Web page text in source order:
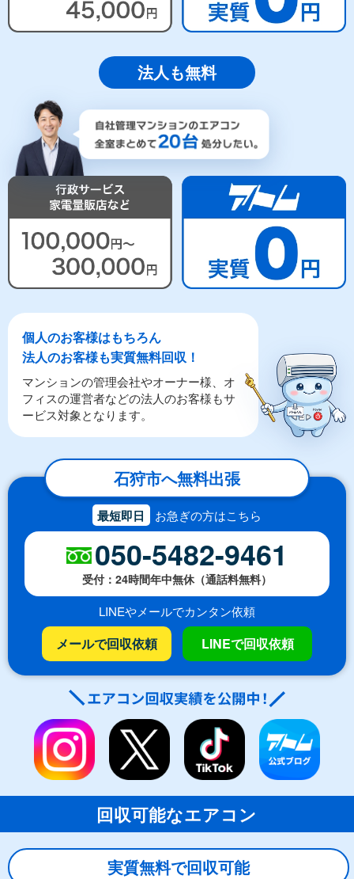
法人も無料
個人のお客様はもちろん
法人のお客様も実質無料回収！
マンションの管理会社やオーナー様、オ
フィスの運営者などの法人のお客様もサ
ービス対象となります。
石狩市へ無料出張
最短即日 お急ぎの方はこちら
050-5482-9461
受付：24時間年中無休（通話料無料）
LINEやメールでカンタン依頼
メールで回収依頼 LINEで回収依頼
回収可能なエアコン
実質無料で回収可能